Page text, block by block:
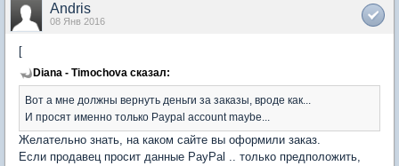
Andris
08 Янв 2016
[
Diana - Timochova сказал:
Вот а мне должны вернуть деньги за заказы, вроде как...
И просят именно только Paypal account maybe...
Желательно знать, на каком сайте вы оформили заказ.
Если продавец просит данные PayPal .. только предположить,